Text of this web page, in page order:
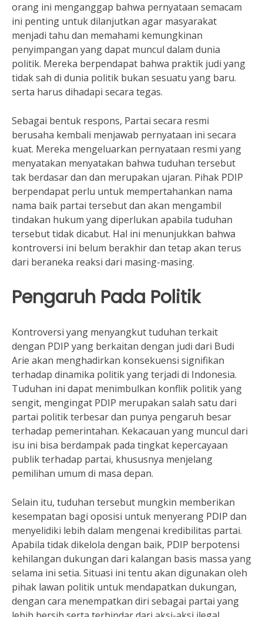
orang ini menganggap bahwa pernyataan semacam
ini penting untuk dilanjutkan agar masyarakat
menjadi tahu dan memahami kemungkinan
penyimpangan yang dapat muncul dalam dunia
politik. Mereka berpendapat bahwa praktik judi yang
tidak sah di dunia politik bukan sesuatu yang baru.
serta harus dihadapi secara tegas.
Sebagai bentuk respons, Partai secara resmi
berusaha kembali menjawab pernyataan ini secara
kuat. Mereka mengeluarkan pernyataan resmi yang
menyatakan menyatakan bahwa tuduhan tersebut
tak berdasar dan dan merupakan ujaran. Pihak PDIP
berpendapat perlu untuk mempertahankan nama
nama baik partai tersebut dan akan mengambil
tindakan hukum yang diperlukan apabila tuduhan
tersebut tidak dicabut. Hal ini menunjukkan bahwa
kontroversi ini belum berakhir dan tetap akan terus
dari beraneka reaksi dari masing-masing.
Pengaruh Pada Politik
Kontroversi yang menyangkut tuduhan terkait
dengan PDIP yang berkaitan dengan judi dari Budi
Arie akan menghadirkan konsekuensi signifikan
terhadap dinamika politik yang terjadi di Indonesia.
Tuduhan ini dapat menimbulkan konflik politik yang
sengit, mengingat PDIP merupakan salah satu dari
partai politik terbesar dan punya pengaruh besar
terhadap pemerintahan. Kekacauan yang muncul dari
isu ini bisa berdampak pada tingkat kepercayaan
publik terhadap partai, khususnya menjelang
pemilihan umum di masa depan.
Selain itu, tuduhan tersebut mungkin memberikan
kesempatan bagi oposisi untuk menyerang PDIP dan
menyelidiki lebih dalam mengenai kredibilitas partai.
Apabila tidak dikelola dengan baik, PDIP berpotensi
kehilangan dukungan dari kalangan basis massa yang
selama ini setia. Situasi ini tentu akan digunakan oleh
pihak lawan politik untuk mendapatkan dukungan,
dengan cara menempatkan diri sebagai partai yang